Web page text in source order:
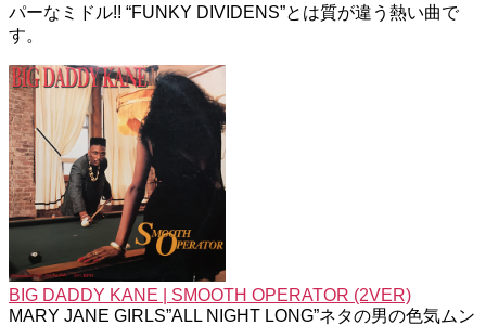
パーなミドル!! “FUNKY DIVIDENS”とは質が違う熱い曲で
す。
BIG DADDY KANE | SMOOTH OPERATOR (2VER)
MARY JANE GIRLS”ALL NIGHT LONG”ネタの男の色気ムン